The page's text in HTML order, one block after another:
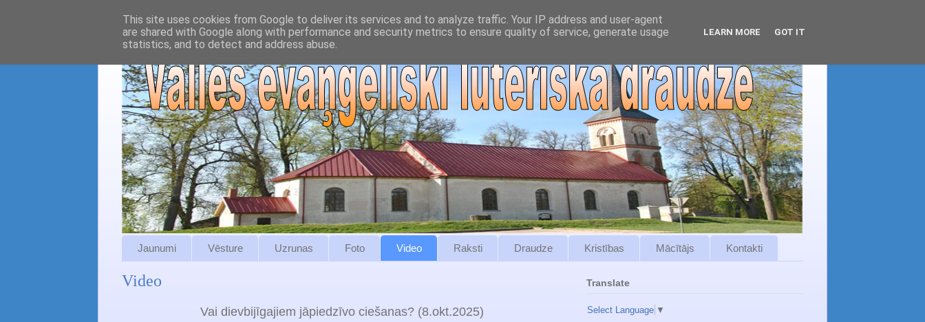
Jaunumi Vēsture Uzrunas Foto Video Raksti Draudze Kristības Mācītājs Kontakti
Video
Vai dievbijīgajiem jāpiedzīvo ciešanas? (8.okt.2025)
Translate
Select Language ▼
This site uses cookies from Google to deliver its services and to analyze traffic. Your IP address and user-agent
are shared with Google along with performance and security metrics to ensure quality of service, generate usage
statistics, and to detect and address abuse.
LEARN MORE GOT IT